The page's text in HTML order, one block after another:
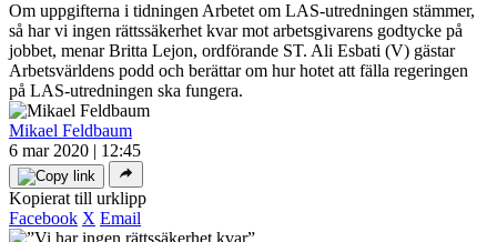
Om uppgifterna i tidningen Arbetet om LAS-utredningen stämmer,
så har vi ingen rättssäkerhet kvar mot arbetsgivarens godtycke på
jobbet, menar Britta Lejon, ordförande ST. Ali Esbati (V) gästar
Arbetsvärldens podd och berättar om hur hotet att fälla regeringen
på LAS-utredningen ska fungera.
Mikael Feldbaum
6 mar 2020 | 12:45
Kopierat till urklipp
Facebook X Email